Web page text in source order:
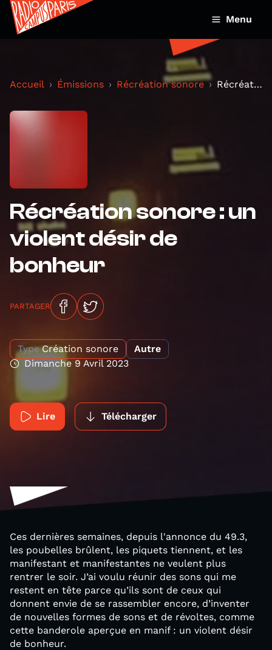
Menu
Accueil Émissions Récréation sonore Récréation sonore : un violent désir de bonheur
Récréation sonore : un
violent désir de
bonheur
PARTAGER
Type Création sonore
Autre
Dimanche 9 Avril 2023
Lire Télécharger
Ces dernières semaines, depuis l'annonce du 49.3,
les poubelles brûlent, les piquets tiennent, et les
manifestant et manifestantes ne veulent plus
rentrer le soir. J’ai voulu réunir des sons qui me
restent en tête parce qu’ils sont de ceux qui
donnent envie de se rassembler encore, d’inventer
de nouvelles formes de sons et de révoltes, comme
cette banderole aperçue en manif : un violent désir
de bonheur.